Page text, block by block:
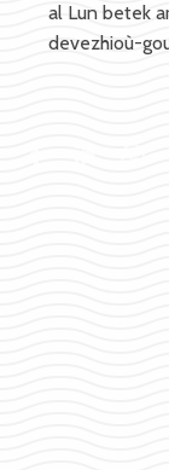
al Lun betek
devezhioù-